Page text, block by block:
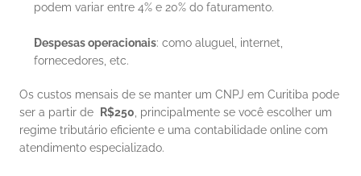
podem variar entre 4% e 20% do faturamento.
Despesas operacionais: como aluguel, internet,
fornecedores, etc.
Os custos mensais de se manter um CNPJ em Curitiba pode
ser a partir de
R$250, principalmente se você escolher um
regime tributário eficiente e uma contabilidade online com
atendimento especializado.